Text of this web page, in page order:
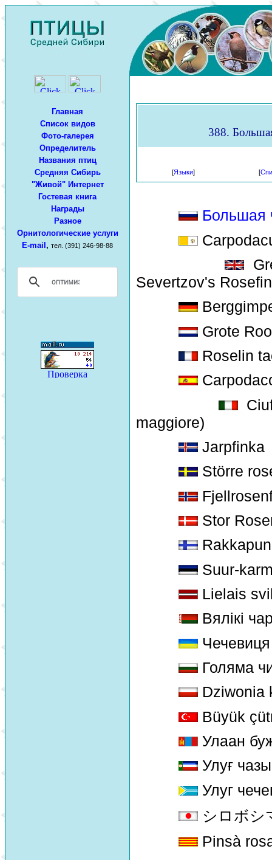
Главная
Список видов
Фото-галерея
Определитель
Названия птиц
Средняя Сибирь
"Живой" Интернет
Гостевая книга
Награды
Разное
Орнитологические услуги
E-mail , тел. (391) 246-98-88
388.
[Языки] [
Большая
Severtzov's
Grote
Roselin
maggiore)
Jarpfinka
Större
Stor
Suur-
Lielais
Bялiкi
Голяма
Dziwonia
Büyük
Улаан
Улуғ
Улуг
シロボシ
Pinsà